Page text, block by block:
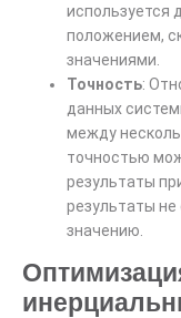
используется
положением,
значениями.
Точность:
данных
между
точностью
результаты
результаты не
значению.